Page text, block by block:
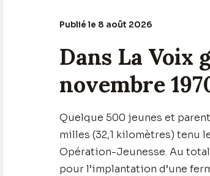
Publié le 8 août 2026
Dans La Voix
novembre
Quelque 500 jeunes et
milles (32,1 kilomètres) tenu
Opération-Jeunesse. Au
pour l’implantation d’une